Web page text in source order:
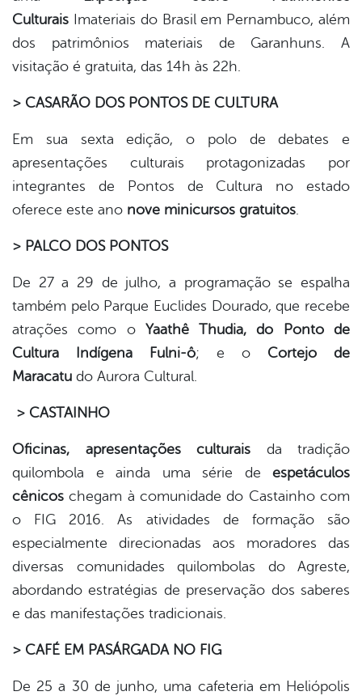
Culturais Imateriais do Brasil em Pernambuco, além
dos patrimônios materiais de Garanhuns. A
visitação é gratuita, das 14h às 22h.
> CASARÃO DOS PONTOS DE CULTURA
Em sua sexta edição, o polo de debates e
apresentações culturais protagonizadas por
integrantes de Pontos de Cultura no estado
oferece este ano nove minicursos gratuitos.
> PALCO DOS PONTOS
De 27 a 29 de julho, a programação se espalha
também pelo Parque Euclides Dourado, que recebe
atrações como o Yaathê Thudia, do Ponto de
Cultura Indígena Fulni-ô; e o Cortejo de
Maracatu do Aurora Cultural.
> CASTAINHO
Oficinas, apresentações culturais da tradição
quilombola e ainda uma série de espetáculos
cênicoschegam à comunidade do Castainho com
o FIG 2016. As atividades de formação são
especialmente direcionadas aos moradores das
diversas comunidades quilombolas do Agreste,
abordando estratégias de preservação dos saberes
e das manifestações tradicionais.
> CAFÉ EM PASÁRGADA NO FIG
De 25 a 30 de junho, uma cafeteria em Heliópolis